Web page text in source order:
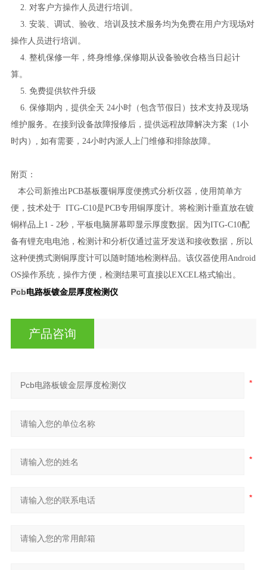
2. 对客户方操作人员进行培训。
3. 安装、调试、验收、培训及技术服务均为免费在用户方现场对
操作人员进行培训。
4. 整机保修一年，终身维修,保修期从设备验收合格当日起计
算。
5. 免费提供软件升级
6. 保修期内，提供全天 24小时（包含节假日）技术支持及现场
维护服务。在接到设备故障报修后，提供远程故障解决方案（1小
时内）, 如有需要，24小时内派人上门维修和排除故障。
附页：
本公司新推出PCB基板覆铜厚度便携式分析仪器，使用简单方
便，技术处于 ITG-C10是PCB专用铜厚度计。将检测计垂直放在镀
铜样品上1 - 2秒，平板电脑屏幕即显示厚度数据。因为ITG-C10配
备有锂充电电池，检测计和分析仪通过蓝牙发送和接收数据，所以
这种便携式测铜厚度计可以随时随地检测样品。该仪器使用Android
OS操作系统，操作方便，检测结果可直接以EXCEL格式输出。
Pcb电路板镀金层厚度检测仪
产品咨询